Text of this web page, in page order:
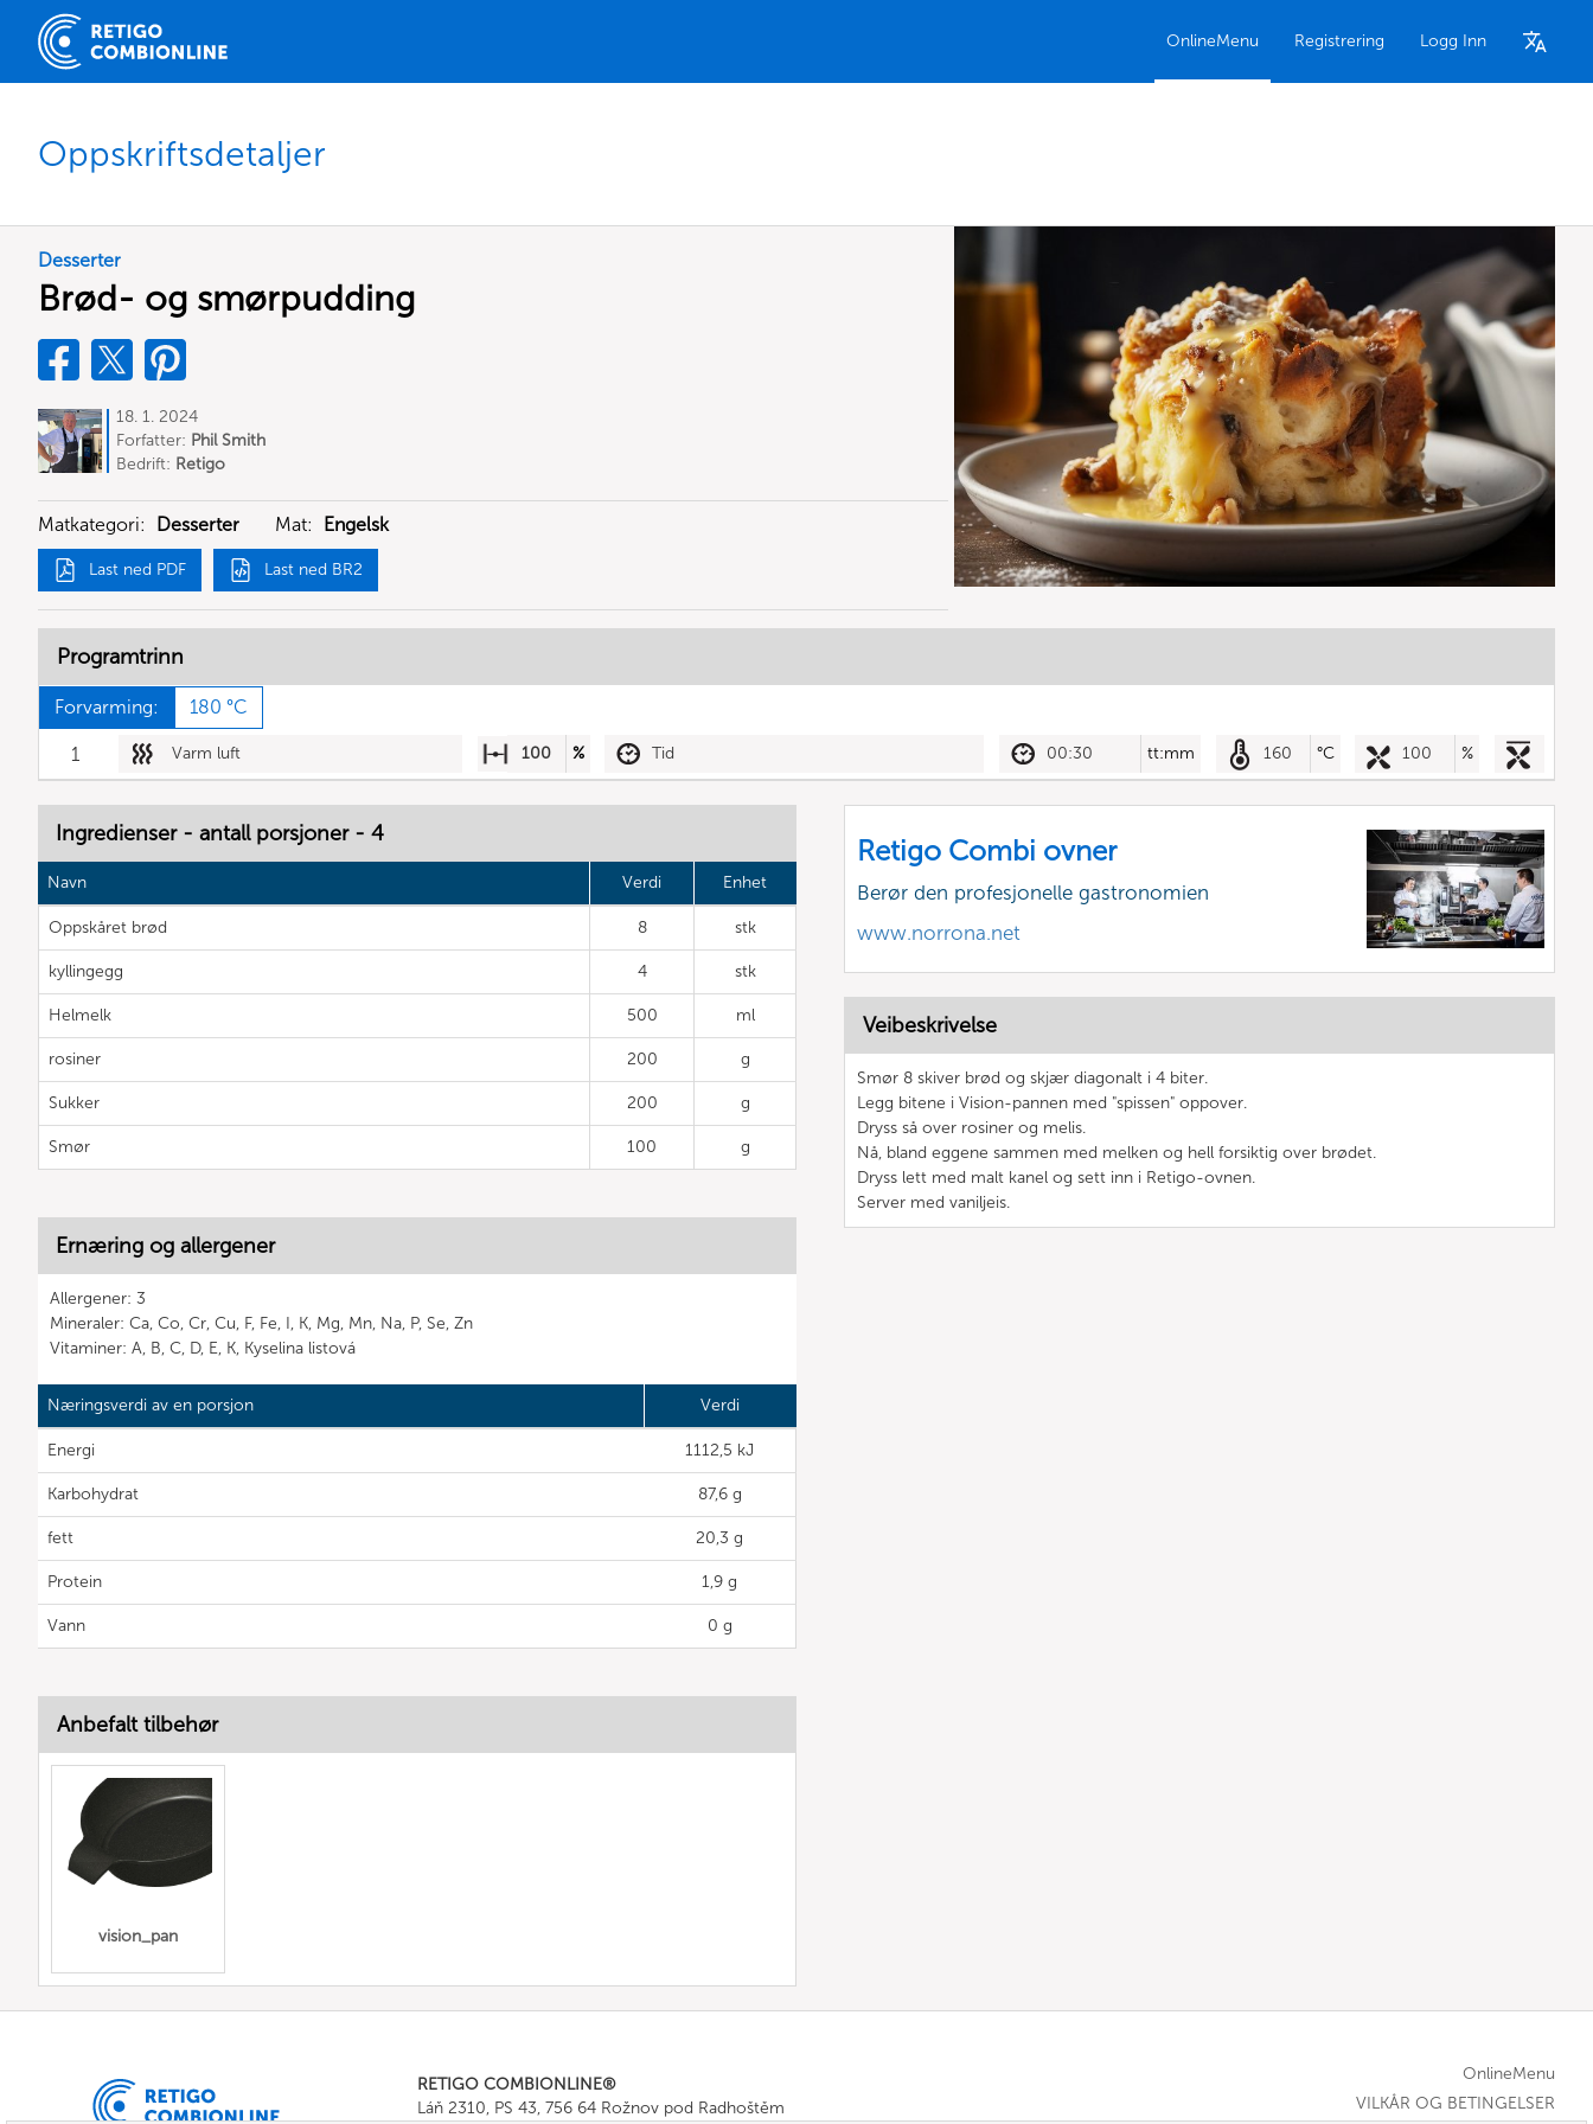
OnlineMenu Registrering Logg Inn
Oppskriftsdetaljer
Desserter
Brød- og smørpudding
18. 1. 2024
Forfatter: Phil Smith
Bedrift: Retigo
Matkategori: Desserter Mat: Engelsk
Last ned PDF Last ned BR2
Programtrinn
Forvarming: 180 °C
1 Varm luft 100 % Tid 00:30 tt:mm 160 °C 100 %
Ingredienser - antall porsjoner - 4
Navn Verdi Enhet
Oppskåret brød 8 stk
kyllingegg 4 stk
Helmelk 500 ml
rosiner 200 g
Sukker 200 g
Smør 100 g
Ernæring og allergener
Allergener: 3
Mineraler: Ca, Co, Cr, Cu, F, Fe, I, K, Mg, Mn, Na, P, Se, Zn
Vitaminer: A, B, C, D, E, K, Kyselina listová
Næringsverdi av en porsjon Verdi
Energi 1112,5 kJ
Karbohydrat 87,6 g
fett 20,3 g
Protein 1,9 g
Vann 0 g
Retigo Combi ovner
Berør den profesjonelle gastronomien
www.norrona.net
Veibeskrivelse
Smør 8 skiver brød og skjær diagonalt i 4 biter.
Legg bitene i Vision-pannen med "spissen" oppover.
Dryss så over rosiner og melis.
Nå, bland eggene sammen med melken og hell forsiktig over brødet.
Dryss lett med malt kanel og sett inn i Retigo-ovnen.
Server med vaniljeis.
Anbefalt tilbehør
vision_pan
RETIGO COMBIONLINE®
Láň 2310, PS 43, 756 64 Rožnov pod Radhoštěm
OnlineMenu
VILKÅR OG BETINGELSER